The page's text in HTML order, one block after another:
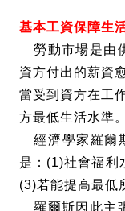
基本工資保障生
勞動市場是由
資方付出的薪資
當受到資方在工
方最低生活水準。
經濟學家羅爾
是： (1)社會福利
(3)若能提高最低
羅爾斯因此主